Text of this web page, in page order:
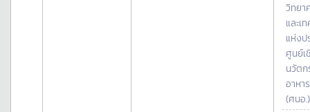
วิทยา
และเ
แห่งป
ศูนย์
นวัตก
อาหา
(ศนอ.)